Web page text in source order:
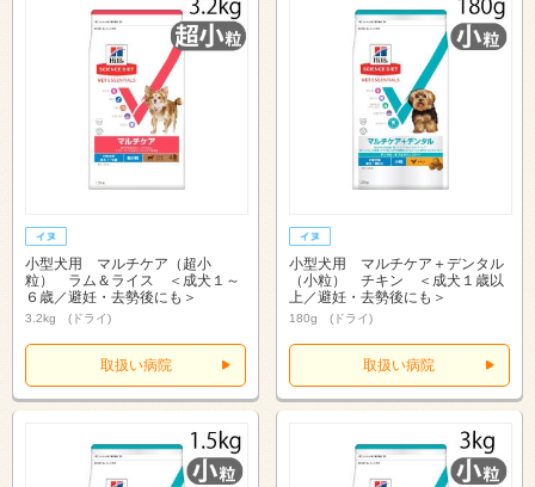
小型犬用 マルチケア（超小
粒） ラム＆ライス ＜成犬１～
６歳／避妊・去勢後にも＞
3.2kg (ドライ)
取扱い病院
小型犬用 マルチケア＋デンタル
（小粒） チキン ＜成犬１歳以
上／避妊・去勢後にも＞
180g (ドライ)
取扱い病院